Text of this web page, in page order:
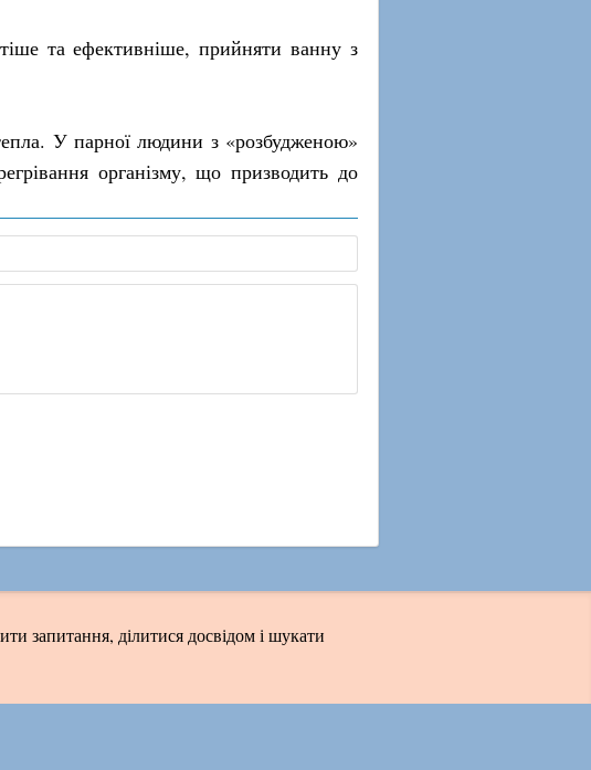
та ефективніше, прийняти ванну з
У парної людини з «розбудженою»
організму, що призводить до
запитання, ділитися досвідом і шукати